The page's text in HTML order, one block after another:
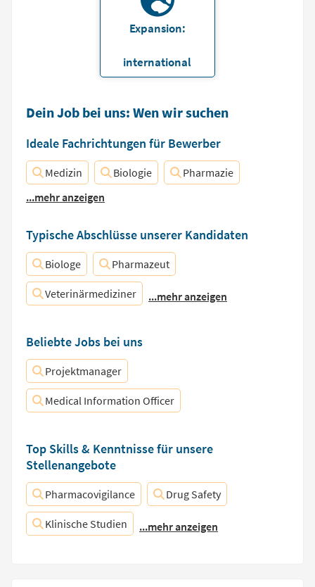
Expansion:
international
Dein Job bei uns: Wen wir suchen
Ideale Fachrichtungen für Bewerber
Medizin Biologie
Pharmazie
...mehr anzeigen
Typische Abschlüsse unserer Kandidaten
Biologe Pharmazeut
Veterinärmediziner ...mehr anzeigen
Beliebte Jobs bei uns
Projektmanager
Medical Information Officer
Top Skills & Kenntnisse für unsere
Stellenangebote
Pharmacovigilance Drug Safety
Klinische Studien ...mehr anzeigen